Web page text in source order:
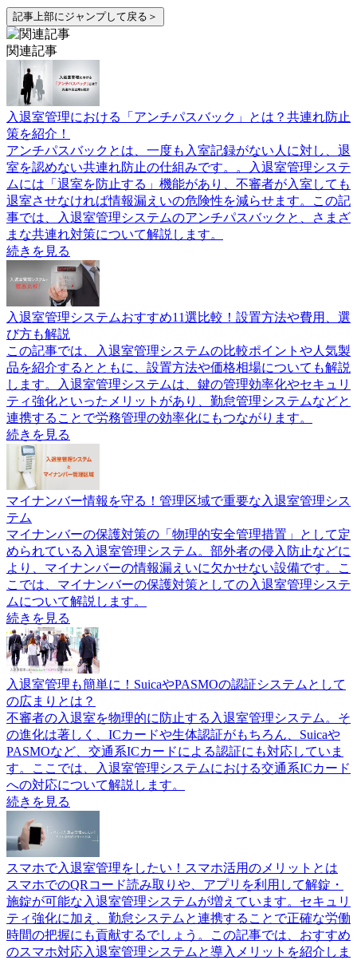
記事上部にジャンプして戻る＞
関連記事
入退室管理における「アンチパスバック」とは？共連れ防止
策を紹介！
アンチパスバックとは、一度も入室記録がない人に対し、退
室を認めない共連れ防止の仕組みです。。入退室管理システ
ムには「退室を防止する」機能があり、不審者が入室しても
退室させなければ情報漏えいの危険性を減らせます。この記
事では、入退室管理システムのアンチパスバックと、さまざ
まな共連れ対策について解説します。
続きを見る
入退室管理システムおすすめ11選比較！設置方法や費用、選
び方も解説
この記事では、入退室管理システムの比較ポイントや人気製
品を紹介するとともに、設置方法や価格相場についても解説
します。入退室管理システムは、鍵の管理効率化やセキュリ
ティ強化といったメリットがあり、勤怠管理システムなどと
連携することで労務管理の効率化にもつながります。
続きを見る
マイナンバー情報を守る！管理区域で重要な入退室管理シス
テム
マイナンバーの保護対策の「物理的安全管理措置」として定
められている入退室管理システム。部外者の侵入防止などに
より、マイナンバーの情報漏えいに欠かせない設備です。こ
こでは、マイナンバーの保護対策としての入退室管理システ
ムについて解説します。
続きを見る
入退室管理も簡単に！SuicaやPASMOの認証システムとして
の広まりとは？
不審者の入退室を物理的に防止する入退室管理システム。そ
の進化は著しく、ICカードや生体認証がもちろん、Suicaや
PASMOなど、交通系ICカードによる認証にも対応していま
す。ここでは、入退室管理システムにおける交通系ICカード
への対応について解説します。
続きを見る
スマホで入退室管理をしたい！スマホ活用のメリットとは
スマホでのQRコード読み取りや、アプリを利用して解錠・
施錠が可能な入退室管理システムが増えています。セキュリ
ティ強化に加え、勤怠システムと連携することで正確な労働
時間の把握にも貢献するでしょう。この記事では、おすすめ
のスマホ対応入退室管理システムと導入メリットを紹介しま